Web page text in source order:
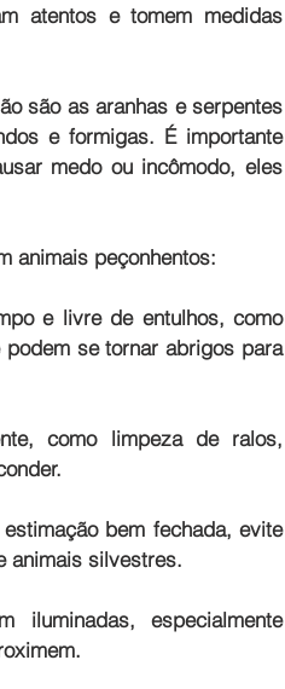
atentos e tomem medidas
são as aranhas e serpentes
e formigas. É importante
medo ou incômodo, eles
animais peçonhentos:
e livre de entulhos, como
se tornar abrigos para
como limpeza de ralos,
bem fechada, evite
animais silvestres.
iluminadas, especialmente